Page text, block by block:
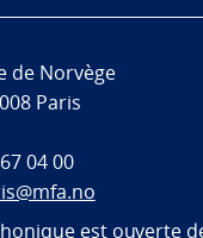
de Norvège
Paris
04 00
est ouverte